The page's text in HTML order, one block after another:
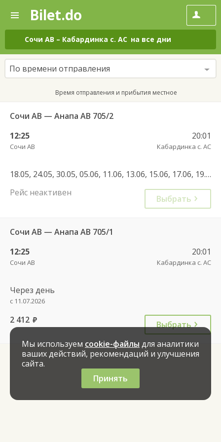
—
Поиск
и
покупка
билетов
на
автобус
онлайн
Bilet.do
Сочи АВ – Кабардинка с. АС на все дни
По времени отправления
Время отправления и прибытия местное
Сочи АВ — Анапа АВ 705/2
12:25
Сочи АВ
20:01
Кабардинка с. АС
18.05, 24.05, 30.05, 05.06, 11.06, 13.06, 15.06, 17.06, 19.06, 21.06, 23.06, 25.06, 27.06, 29.06, 01.07, 03.07, 05.07, 07.07, 09.07, 11.07, 13.07, 15.07, 17.07, 19.07, 21.07, 23.07, 25.07, 27.07, 29.07
Рейс неактивен
Выбрать
Сочи АВ — Анапа АВ 705/1
12:25
Сочи АВ
20:01
Кабардинка с. АС
Через день
с 11.07.2026
2 412 руб.
Выбрать
Мы используем cookie-файлы для аналитики
ваших действий, рекомендаций и улучшения
сайта.
Принять